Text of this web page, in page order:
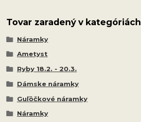
Tovar zaradený v kategóriách
Náramky
Ametyst
Ryby 18.2. - 20.3.
Dámske náramky
Guľôčkové náramky
Náramky